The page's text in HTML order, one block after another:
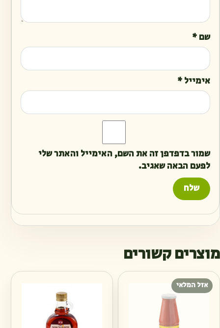
שם*
אימייל*
שמור בדפדפן זה את השם, האימייל והאתר שלי
לפעם הבאה שאגיב.
מוצרים קשורים
אזל המלאי